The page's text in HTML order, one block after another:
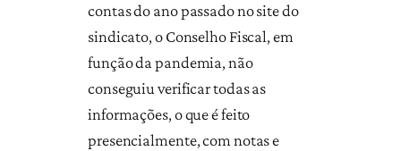
contas do ano passado no site do
sindicato, o Conselho Fiscal, em
função da pandemia, não
conseguiu verificar todas as
informações, o que é feito
presencialmente, com notas e